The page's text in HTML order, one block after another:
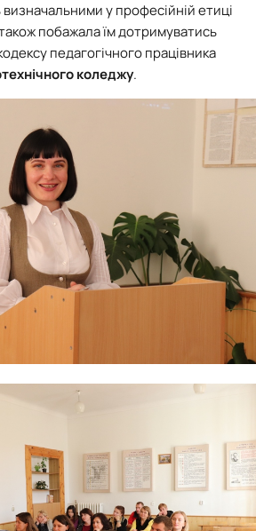
у професійній етиці
побажала їм дотримуватись
педагогічного працівника
коледжу.